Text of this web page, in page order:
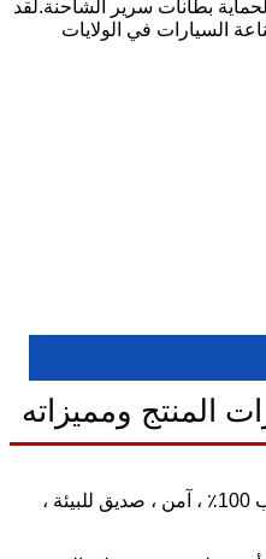
بطانات سرير الشاحنة.لقد
السيارات في الولايات
المنتج ومميزاته
* خالٍ من المذيبات ، محتوى صلب 100٪ ، آمن ، صديق للبيئة ،